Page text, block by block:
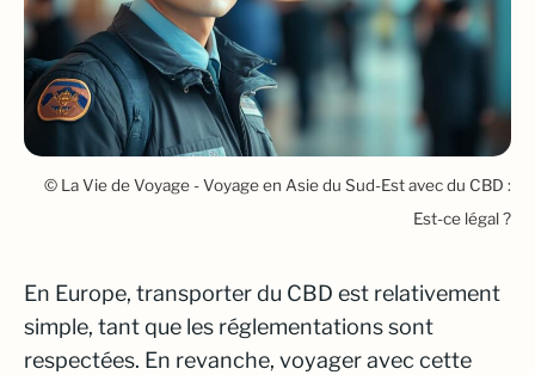
© La Vie de Voyage - Voyage en Asie du Sud-Est avec du CBD :
Est-ce légal ?
En Europe, transporter du CBD est relativement
simple, tant que les réglementations sont
respectées. En revanche, voyager avec cette